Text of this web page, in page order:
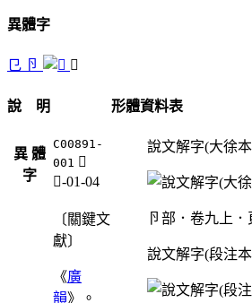
異體字
㔾 卪 𢎟
說 明
異 體
字
C00891-
001 𢎟
弓-01-04
〔關鍵文
獻〕
《廣
韻》。
形體資料表
說文解字(大徐
卪部．卷九上．
說文解字(段注